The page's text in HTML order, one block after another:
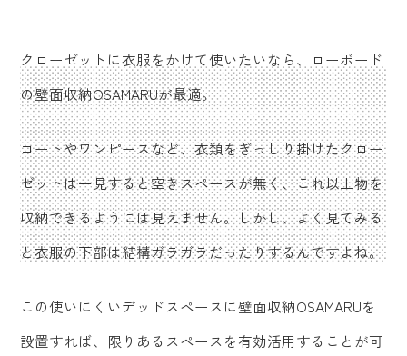
クローゼットに衣服をかけて使いたいなら、ローボード
の壁面収納OSAMARUが最適。
コートやワンピースなど、衣類をぎっしり掛けたクロー
ゼットは一見すると空きスペースが無く、これ以上物を
収納できるようには見えません。しかし、よく見てみる
と衣服の下部は結構ガラガラだったりするんですよね。
この使いにくいデッドスペースに壁面収納OSAMARUを
設置すれば、限りあるスペースを有効活用することが可